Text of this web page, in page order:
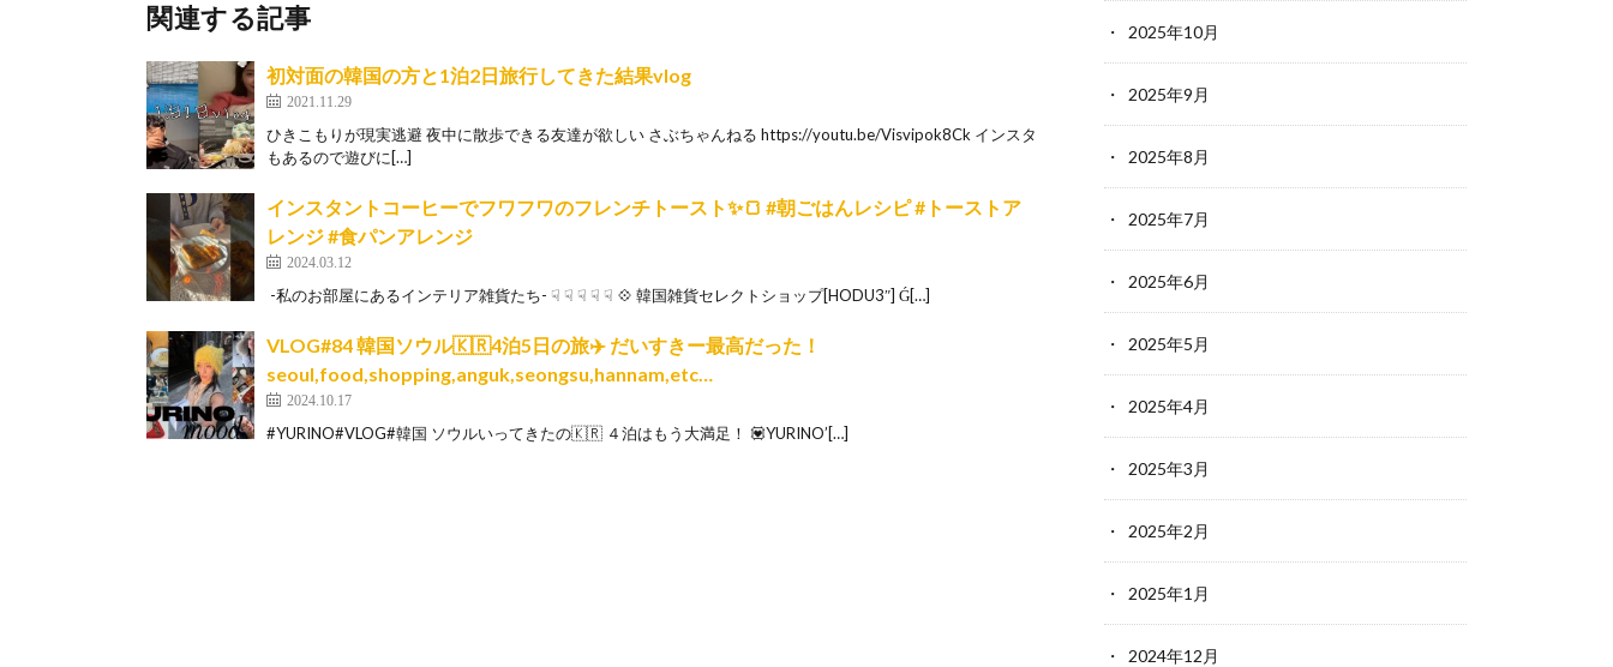
関連する記事
初対面の韓国の方と1泊2日旅行してきた結果vlog
2021.11.29
ひきこもりが現実逃避 夜中に散歩できる友達が欲しい さぶちゃんねる https://youtu.be/Visvipok8Ck インスタ
もあるので遊びに[…]
インスタントコーヒーでフワフワのフレンチトースト✨🍞 #朝ごはんレシピ #トーストア
レンジ #食パンアレンジ
2024.03.12
⁡ -私のお部屋にあるインテリア雑貨たち- ☟ ☟ ☟ ☟ ☟ 💠 韓国雑貨セレクトショップ[HODU3″] Ǵ[…]
VLOG#84 韓国ソウル🇰🇷4泊5日の旅✈️ だいすきー最高だった！
seoul,food,shopping,anguk,seongsu,hannam,etc…
2024.10.17
#YURINO#VLOG#韓国 ソウルいってきたの🇰🇷 ４泊はもう大満足！ 💟YURINO’[…]
2025年10月
2025年9月
2025年8月
2025年7月
2025年6月
2025年5月
2025年4月
2025年3月
2025年2月
2025年1月
2024年12月